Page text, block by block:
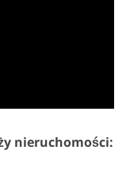
nieruchomości: